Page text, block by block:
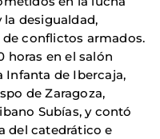
la desigualdad,
conflictos armados.
horas en el salón
Infanta de Ibercaja,
de Zaragoza,
Subías, y contó
del catedrático e